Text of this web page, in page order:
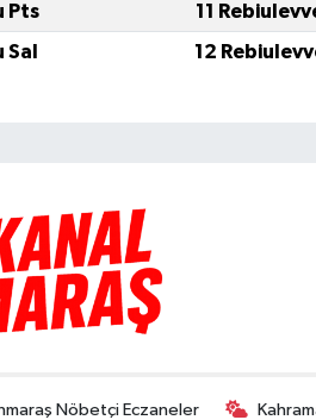
Pts
11
12
Nöbetçi Eczaneler